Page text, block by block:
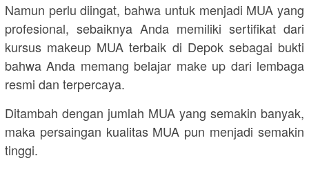
Namun perlu diingat, bahwa untuk menjadi MUA yang
profesional, sebaiknya Anda memiliki sertifikat dari
kursus makeup MUA terbaik di Depok sebagai bukti
bahwa Anda memang belajar make up dari lembaga
resmi dan terpercaya.
Ditambah dengan jumlah MUA yang semakin banyak,
maka persaingan kualitas MUA pun menjadi semakin
tinggi.